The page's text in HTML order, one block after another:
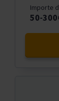
Importe
50-